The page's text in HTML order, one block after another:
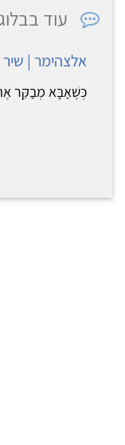
עוד
אלצהימר |
כְּשֶׁאַבָּא מְבַקֵּר